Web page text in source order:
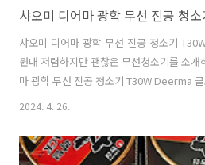
샤오미 디어마 광학 무선 진공 청소기
원대 저렴하지만 괜찮은 무선청소기를 소
마 광학 무선 진공 청소기 T30W Deerma
비교적 오래가는 배터리에 성능도 훌륭 한
있는데 이정도면 휴대용 무선 청소기 중에
2024. 4. 26.